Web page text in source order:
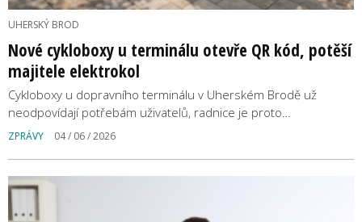
UHERSKÝ BROD
Nové cykloboxy u terminálu otevře QR kód, potěší
majitele elektrokol
Cykloboxy u dopravního terminálu v Uherském Brodě už
neodpovídají potřebám uživatelů, radnice je proto…
ZPRÁVY 04 / 06 / 2026